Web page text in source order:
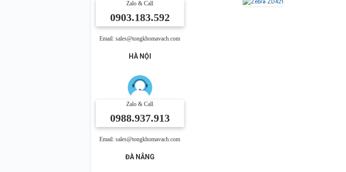
Zalo & Call
0903.183.592
Email: sales@tongkhomavach.com
HÀ NỘI
Zalo & Call
0988.937.913
Email: sales@tongkhomavach.com
ĐÀ NẴNG